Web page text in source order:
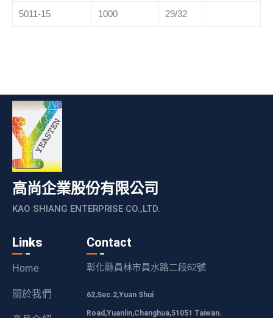
5011-15 1000 29/32
高尚企業股份有限公司
KAO SHIANG ENTERPRISE CO.,LTD.
Links
Home
關於我們
Contact
彰化縣員林市員水路二段62號
62,Sec.2,Yuan Shui
Road,Yuanlin,Changhua,51051 Taiwan.